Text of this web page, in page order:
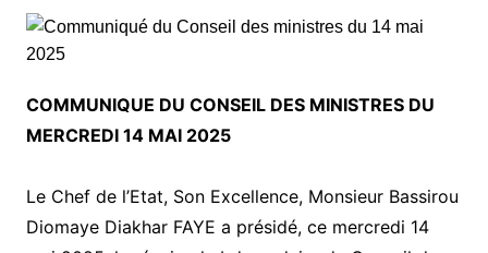
COMMUNIQUE DU CONSEIL DES MINISTRES DU
MERCREDI 14 MAI 2025
Le Chef de l’Etat, Son Excellence, Monsieur Bassirou
Diomaye Diakhar FAYE a présidé, ce mercredi 14